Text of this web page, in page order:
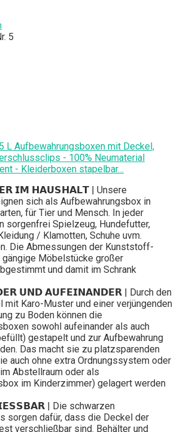
5
L Aufbewahrungsboxen mit Deckel,
- 100% Neumaterial
- Kleiderboxen stapelbar…
𝗜𝗠 𝗛𝗔𝗨𝗦𝗛𝗔𝗟𝗧 | Unsere
sich als Aufbewahrungsbox in
für Tier und Mensch. In jeder
sorgenfrei Spielzeug, Hundefutter,
/ Klamotten, Schuhe uvm.
Die Abmessungen der Kunststoff-
gängige Möbelstücke großer
und damit im Schrank
𝗨𝗡𝗗 𝗔𝗨𝗙𝗘𝗜𝗡𝗔𝗡𝗗𝗘𝗥 | Durch den
mit Karo-Muster und einer verjüngenden
zu Boden können die
sowohl aufeinander als auch
gestapelt und zur Aufbewahrung
Das macht sie zu platzsparenden
auch ohne extra Ordnungssystem oder
Abstellraum oder als
im Kinderzimmer) gelagert werden
| Die schwarzen
sorgen dafür, dass die Deckel der
verschließbar sind. Behälter und